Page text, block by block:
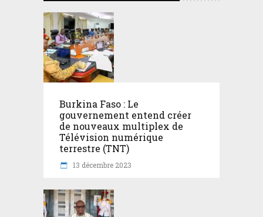
Burkina Faso : Le
gouvernement entend créer
de nouveaux multiplex de
Télévision numérique
terrestre (TNT)
13 décembre 2023